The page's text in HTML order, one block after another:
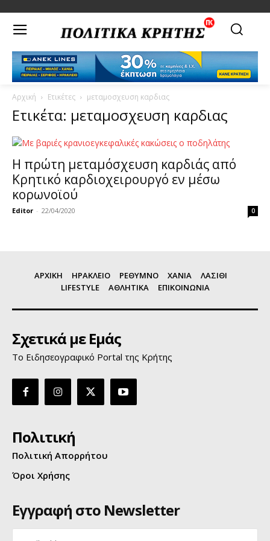
Αρχική Ετικέτες μεταμοσχευση καρδιας
Ετικέτα: μεταμοσχευση καρδιας
Η πρώτη μεταμόσχευση καρδιάς από
Κρητικό καρδιοχειρουργό εν μέσω
κορωνοϊού
Editor - 22/04/2020 0
ΑΡΧΙΚΗ ΗΡΑΚΛΕΙΟ ΡΕΘΥΜΝΟ ΧΑΝΙΑ
ΛΑΣΙΘΙ
LIFESTYLE
ΑΘΛΗΤΙΚΑ ΕΠΙΚΟΙΝΩΝΙΑ
Σχετικά με Εμάς
Το Ειδησεογραφικό Portal της Κρήτης
Πολιτική
Πολιτική Απορρήτου
Όροι Χρήσης
Εγγραφή στο Newsletter